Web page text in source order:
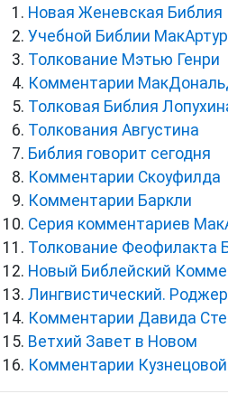
Новая Женевская Библия
Учебной Библии
Толкование Мэтью Генри
Комментарии
Толковая Библия
Толкования Августина
Библия говорит сегодня
Комментарии Скоуфилда
Комментарии Баркли
Серия комментариев
Толкование Феофилакта
Новый Библейский
Лингвистический.
Комментарии Давида
Ветхий Завет в Новом
Комментарии Кузнецовой